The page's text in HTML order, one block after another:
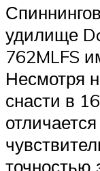
удилище
762MLFS
Несмотря
снасти в
точностью